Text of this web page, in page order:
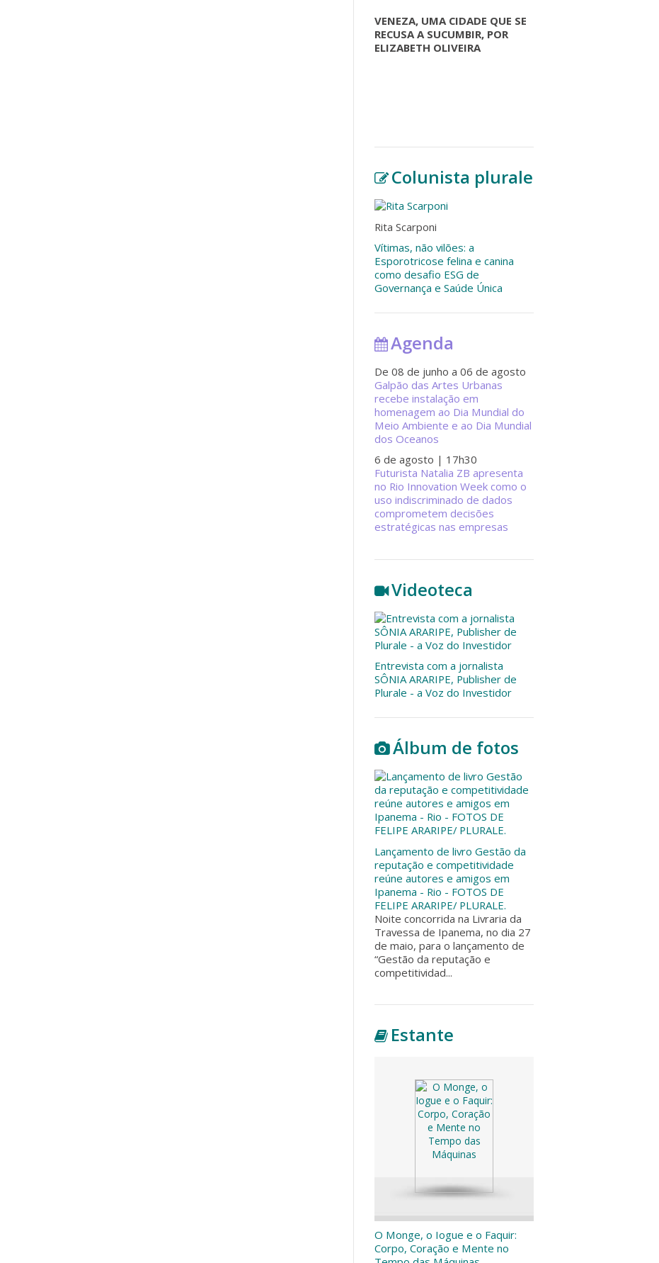
VENEZA, UMA CIDADE QUE SE
RECUSA A SUCUMBIR, POR
ELIZABETH OLIVEIRA
Colunista plurale
Rita Scarponi
Vítimas, não vilões: a
Esporotricose felina e canina
como desafio ESG de
Governança e Saúde Única
Agenda
De 08 de junho a 06 de agosto
Galpão das Artes Urbanas
recebe instalação em
homenagem ao Dia Mundial do
Meio Ambiente e ao Dia Mundial
dos Oceanos
6 de agosto | 17h30
Futurista Natalia ZB apresenta
no Rio Innovation Week como o
uso indiscriminado de dados
comprometem decisões
estratégicas nas empresas
Videoteca
Entrevista com a jornalista
SÔNIA ARARIPE, Publisher de
Plurale - a Voz do Investidor
Álbum de fotos
Lançamento de livro Gestão da
reputação e competitividade
reúne autores e amigos em
Ipanema - Rio - FOTOS DE
FELIPE ARARIPE/ PLURALE.
Noite concorrida na Livraria da
Travessa de Ipanema, no dia 27
de maio, para o lançamento de
“Gestão da reputação e
competitividad...
Estante
O Monge, o Iogue e o Faquir:
Corpo, Coração e Mente no